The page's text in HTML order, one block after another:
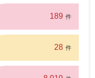
189 件
28 件